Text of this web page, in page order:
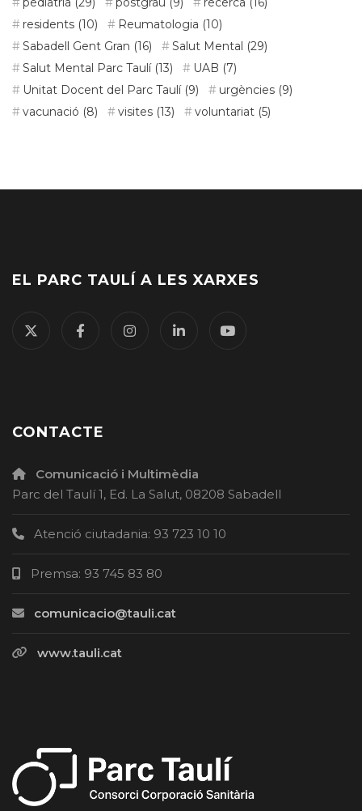
residents (10) Reumatologia (10)
Sabadell Gent Gran (16) Salut Mental (29)
Salut Mental Parc Taulí(13) UAB (7)
Unitat Docent del Parc Taulí(9) urgències (9)
vacunació (8) visites (13) voluntariat (5)
EL PARC TAULÍ A LES XARXES
CONTACTE
Comunicació i Multimèdia
Parc del Taulí 1, Ed. La Salut, 08208 Sabadell
Atenció ciutadania: 93 723 10 10
Premsa: 93 745 83 80
comunicacio@tauli.cat
www.tauli.cat